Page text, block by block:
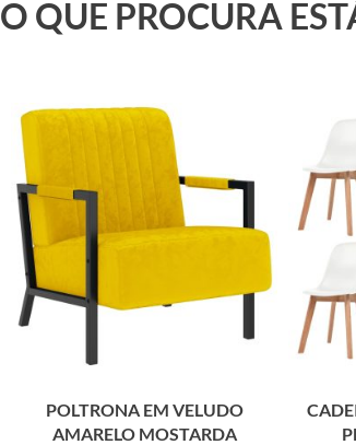
O QUE PROCURA
POLTRONA EM VELUDO
AMARELO MOSTARDA